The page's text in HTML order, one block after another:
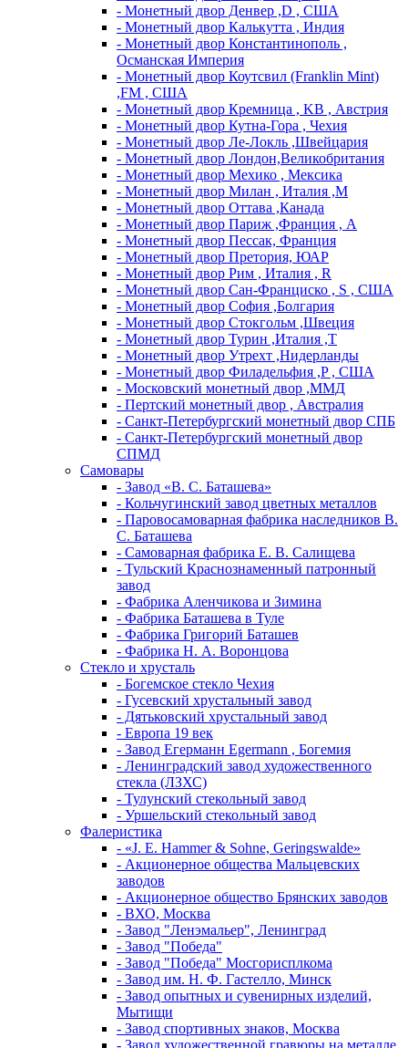
- Монетный двор Денвер ,D , США
- Монетный двор Калькутта , Индия
- Монетный двор Константинополь ,
Османская Империя
- Монетный двор Коутсвил (Franklin Mint)
,FM , США
- Монетный двор Кремница , KB , Австрия
- Монетный двор Кутна-Гора , Чехия
- Монетный двор Ле-Локль ,Швейцария
- Монетный двор Лондон,Великобритания
- Монетный двор Мехико , Мексика
- Монетный двор Милан , Италия ,M
- Монетный двор Оттава ,Канада
- Монетный двор Париж ,Франция , A
- Монетный двор Пессак, Франция
- Монетный двор Претория, ЮАР
- Монетный двор Рим , Италия , R
- Монетный двор Сан-Франциско , S , США
- Монетный двор София ,Болгария
- Монетный двор Стокгольм ,Швеция
- Монетный двор Турин ,Италия ,T
- Монетный двор Утрехт ,Нидерланды
- Монетный двор Филадельфия ,P , США
- Московский монетный двор ,ММД
- Пертский монетный двор , Австралия
- Санкт-Петербургский монетный двор СПБ
- Санкт-Петербургский монетный двор
СПМД
Самовары
- Завод «В. С. Баташева»
- Кольчугинский завод цветных металлов
- Паровосамоварная фабрика наследников В.
С. Баташева
- Самоварная фабрика Е. В. Салищева
- Тульский Краснознаменный патронный
завод
- Фабрика Аленчикова и Зимина
- Фабрика Баташева в Туле
- Фабрика Григорий Баташев
- Фабрика Н. А. Воронцова
Стекло и хрусталь
- Богемское стекло Чехия
- Гусевский хрустальный завод
- Дятьковский хрустальный завод
- Европа 19 век
- Завод Егерманн Egermann , Богемия
- Ленинградский завод художественного
стекла (ЛЗХС)
- Тулунский стекольный завод
- Уршельский стекольный завод
Фалеристика
- «J. E. Hammer & Sohne, Geringswalde»
- Акционерное общества Мальцевских
заводов
- Акционерное общество Брянских заводов
- ВХО, Москва
- Завод "Ленэмальер", Ленинград
- Завод "Победа"
- Завод "Победа" Мосгорисплкома
- Завод им. Н. Ф. Гастелло, Минск
- Завод опытных и сувенирных изделий,
Мытищи
- Завод спортивных знаков, Москва
- Завод художественной гравюры на металле,